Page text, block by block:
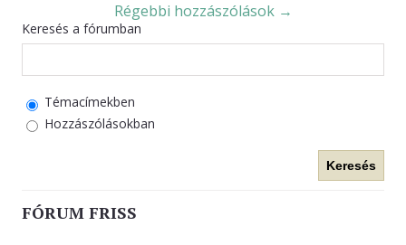
Régebbi hozzászólások →
Keresés a fórumban
Témacímekben
Hozzászólásokban
Keresés
FÓRUM FRISS